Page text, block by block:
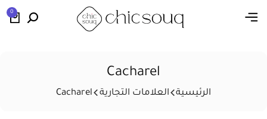
0
Cacharel
الرئيسية العلامات التجارية Cacharel